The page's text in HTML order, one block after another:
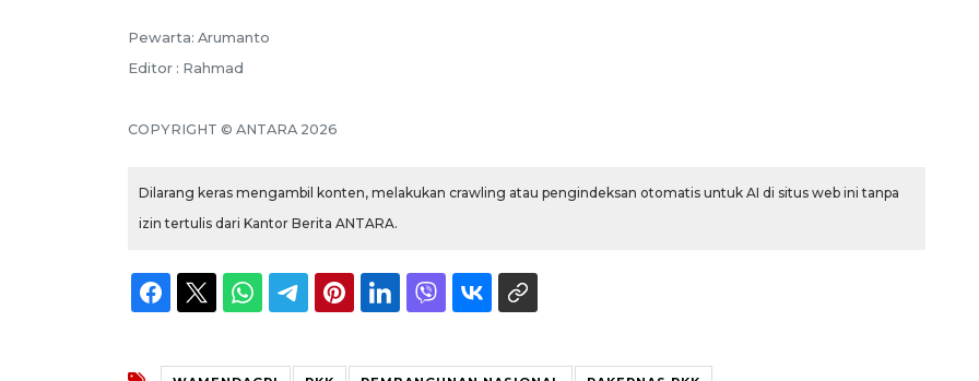
Pewarta: Arumanto
Editor : Rahmad
COPYRIGHT © ANTARA 2026
Dilarang keras mengambil konten, melakukan crawling atau pengindeksan otomatis untuk AI di situs web ini tanpa
izin tertulis dari Kantor Berita ANTARA.